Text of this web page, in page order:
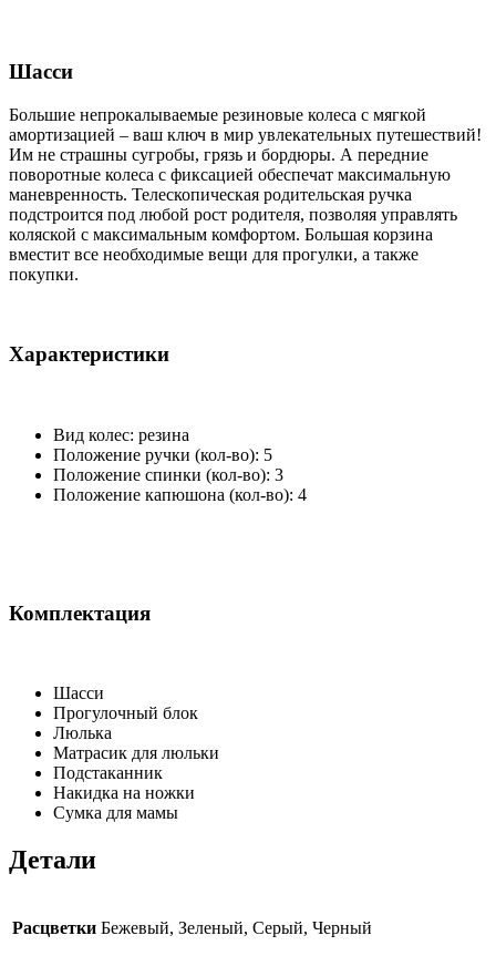
Шасси
Большие непрокалываемые резиновые колеса с мягкой
амортизацией – ваш ключ в мир увлекательных путешествий!
Им не страшны сугробы, грязь и бордюры. А передние
поворотные колеса с фиксацией обеспечат максимальную
маневренность. Телескопическая родительская ручка
подстроится под любой рост родителя, позволяя управлять
коляской с максимальным комфортом. Большая корзина
вместит все необходимые вещи для прогулки, а также
покупки.
Характеристики
Вид колес: резина
Положение ручки (кол-во): 5
Положение спинки (кол-во): 3
Положение капюшона (кол-во): 4
Комплектация
Шасси
Прогулочный блок
Люлька
Матрасик для люльки
Подстаканник
Накидка на ножки
Сумка для мамы
Детали
Расцветки Бежевый, Зеленый, Серый, Черный